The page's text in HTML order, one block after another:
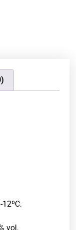
12ºC.
vol.